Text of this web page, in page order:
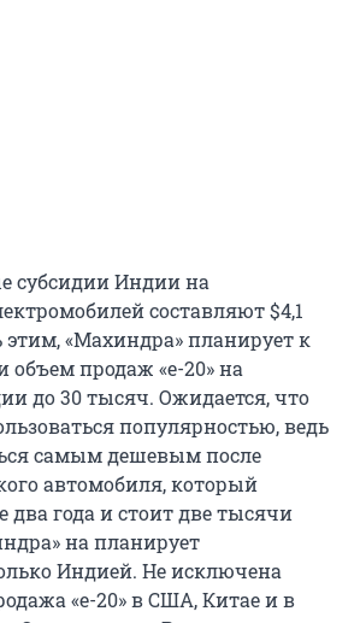
субсидии Индии на
составляют $4,1
этим, «Махиндра» планирует к
объем продаж «e-20» на
до 30 тысяч. Ожидается, что
популярностью, ведь
самым дешевым после
автомобиля, который
два года и стоит две тысячи
на планирует
Индией. Не исключена
«e-20» в США, Китае и в